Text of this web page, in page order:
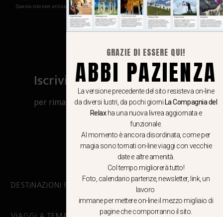
Questo sito non utilizza cookies e non memorizza in alcun modo le tue informazioni
Iscriviti al canale Whatsapp
per rimanere aggiornato su viaggi, eventi
e notizie!
CLICCA QUI
DESTINAZIONI PRINCIPALI
GRAZIE DI ESSERE QUI!
ABBI PAZIENZA
La versione precedente del sito resisteva on-line
da diversi lustri, da pochi giorni La Compagnia del
Relaxha una nuova livrea aggiornata e
funzionale.
Al momento è ancora disordinata, come per
magia sono tornati on-line viaggi con vecchie
date e altre amenità.
Col tempo migliorerà tutto!
Foto, calendario partenze, newsletter, link, un
lavoro
immane per mettere on-line il mezzo migliaio di
pagine che comporranno il sito.